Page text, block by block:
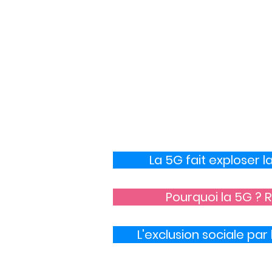
La 5G fait exploser
Pourquoi la 5G ?
L'exclusion sociale